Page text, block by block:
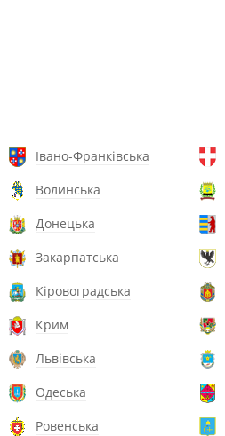
Івано-Франківська
Волинська
Донецька
Закарпатська
Кіровоградська
Крим
Львівська
Одеська
Ровенська